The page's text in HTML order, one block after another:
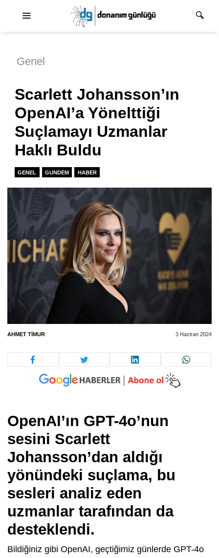
Genel
Scarlett Johansson’ın
OpenAI’a Yönelttiği
Suçlamayı Uzmanlar
Haklı Buldu
GENEL GUNDEM HABER
AHMET TIMUR 3 Haziran 2024
OpenAI’ın GPT-4o’nun
sesini Scarlett
Johansson’dan aldığı
yönündeki suçlama, bu
sesleri analiz eden
uzmanlar tarafından da
desteklendi.
Bildiğiniz gibi OpenAI, geçtiğimiz günlerde GPT-4o